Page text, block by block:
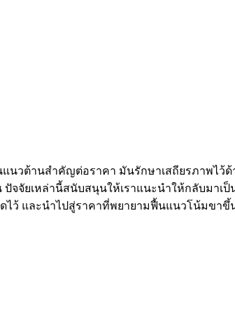
วต้านสำคัญต่อราคา มันรักษาเสถียรภาพไว้ด้
จจัยเหล่านี้สนับสนุนให้เราแนะนำให้กลับมาเ
ดไว้ และนำไปสู่ราคาที่พยายามฟื้นแนวโน้มขา